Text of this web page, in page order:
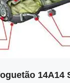
14A14